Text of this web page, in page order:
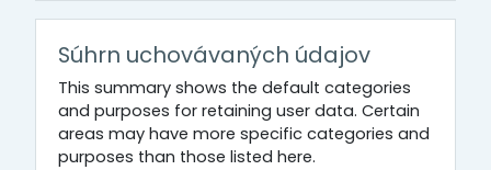
Súhrn uchovávaných údajov
This summary shows the default categories
and purposes for retaining user data. Certain
areas may have more specific categories and
purposes than those listed here.